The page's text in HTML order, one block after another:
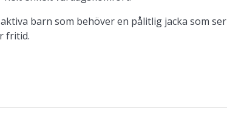
barn som behöver en pålitlig jacka som ser
fritid.